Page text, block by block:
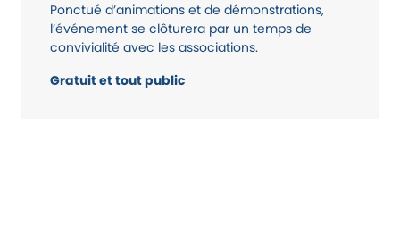
Ponctué d’animations et de démonstrations,
l’événement se clôturera par un temps de
convivialité avec les associations.
Gratuit et tout public